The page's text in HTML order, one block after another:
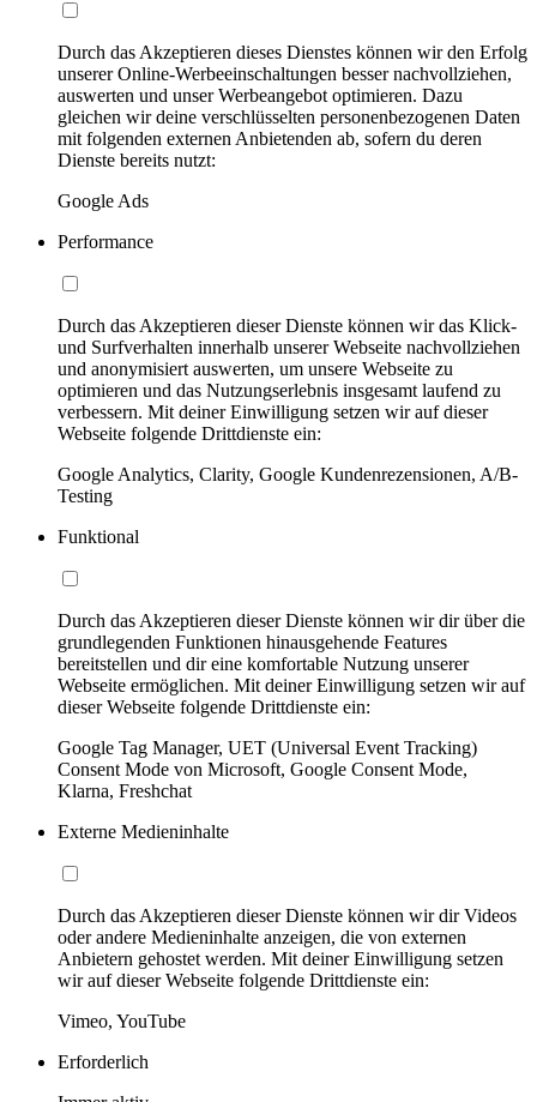
Durch das Akzeptieren dieses Dienstes können wir den Erfolg
unserer Online-Werbeeinschaltungen besser nachvollziehen,
auswerten und unser Werbeangebot optimieren. Dazu
gleichen wir deine verschlüsselten personenbezogenen Daten
mit folgenden externen Anbietenden ab, sofern du deren
Dienste bereits nutzt:
Google Ads
Performance
Durch das Akzeptieren dieser Dienste können wir das Klick-
und Surfverhalten innerhalb unserer Webseite nachvollziehen
und anonymisiert auswerten, um unsere Webseite zu
optimieren und das Nutzungserlebnis insgesamt laufend zu
verbessern. Mit deiner Einwilligung setzen wir auf dieser
Webseite folgende Drittdienste ein:
Google Analytics, Clarity, Google Kundenrezensionen, A/B-
Testing
Funktional
Durch das Akzeptieren dieser Dienste können wir dir über die
grundlegenden Funktionen hinausgehende Features
bereitstellen und dir eine komfortable Nutzung unserer
Webseite ermöglichen. Mit deiner Einwilligung setzen wir auf
dieser Webseite folgende Drittdienste ein:
Google Tag Manager, UET (Universal Event Tracking)
Consent Mode von Microsoft, Google Consent Mode,
Klarna, Freshchat
Externe Medieninhalte
Durch das Akzeptieren dieser Dienste können wir dir Videos
oder andere Medieninhalte anzeigen, die von externen
Anbietern gehostet werden. Mit deiner Einwilligung setzen
wir auf dieser Webseite folgende Drittdienste ein:
Vimeo, YouTube
Erforderlich